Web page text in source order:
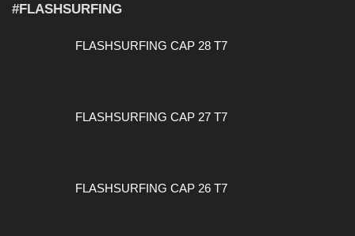
#FLASHSURFING
FLASHSURFING CAP 28 T7
FLASHSURFING CAP 27 T7
FLASHSURFING CAP 26 T7